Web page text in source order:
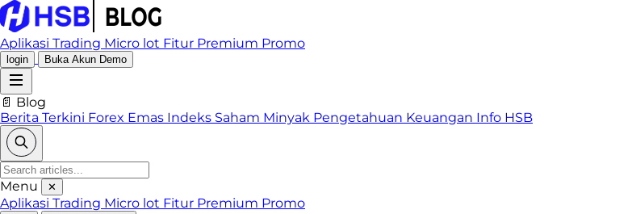
Aplikasi Trading Micro lot Fitur Premium Promo
login Buka Akun Demo
📄 Blog
Berita Terkini Forex Emas Indeks Saham Minyak Pengetahuan Keuangan Info HSB
Menu ✕
Aplikasi Trading Micro lot Fitur Premium Promo